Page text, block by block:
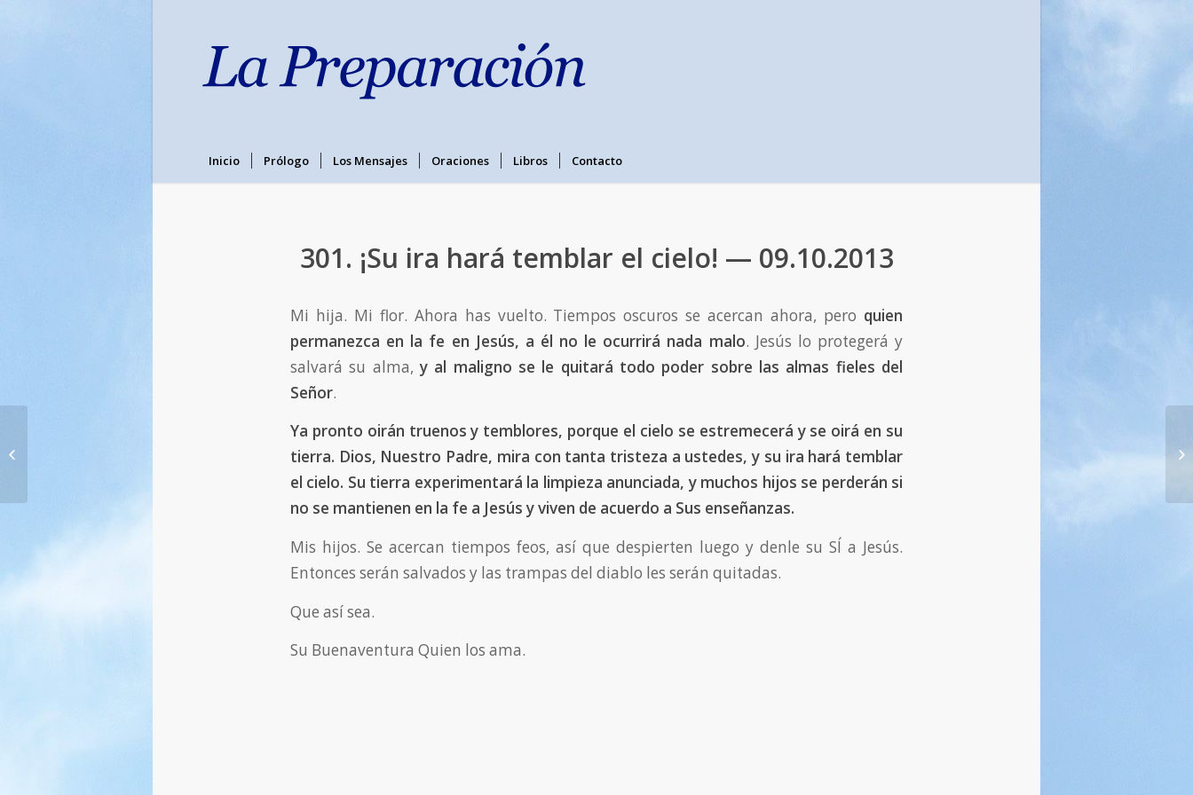
Inicio Prólogo Los Mensajes Oraciones Libros Contacto
301. ¡Su ira hará temblar el cielo! — 09.10.2013
Mi hija. Mi flor. Ahora has vuelto. Tiempos oscuros se acercan ahora, pero quien
permanezca en la fe en Jesús, a él no le ocurrirá nada malo. Jesús lo protegerá y
salvará su alma,y al maligno se le quitará todo poder sobre las almas fieles del
Señor.
Ya pronto oirán truenos y temblores, porque el cielo se estremecerá y se oirá en su
tierra. Dios, Nuestro Padre, mira con tanta tristeza a ustedes, y su ira hará temblar
el cielo. Su tierra experimentará la limpieza anunciada, y muchos hijos se perderán si
no se mantienen en la fe a Jesús y viven de acuerdo a Sus enseñanzas.
Mis hijos. Se acercan tiempos feos, así que despierten luego y denle su SÍ a Jesús.
Entonces serán salvados y las trampas del diablo les serán quitadas.
Que así sea.
Su Buenaventura Quien los ama.
a